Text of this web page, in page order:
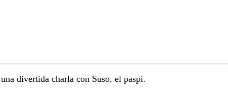
divertida charla con Suso, el paspi.